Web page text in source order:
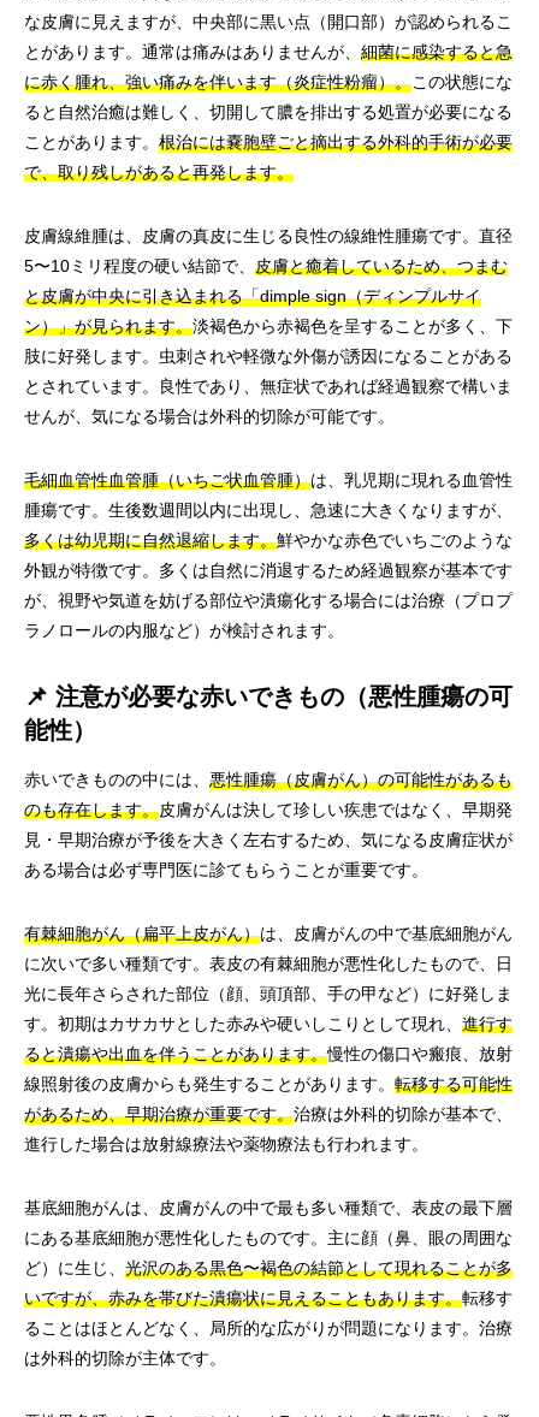
な皮膚に見えますが、中央部に黒い点（開口部）が認められるこ
とがあります。通常は痛みはありませんが、 細菌に感染すると急
に赤く腫れ、強い痛みを伴います（炎症性粉瘤）。この状態にな
ると自然治癒は難しく、切開して膿を排出する処置が必要になる
ことがあります。 根治には嚢胞壁ごと摘出する外科的手術が必要
で、取り残しがあると再発します。
皮膚線維腫は、皮膚の真皮に生じる良性の線維性腫瘍です。直径
5〜10ミリ程度の硬い結節で、 皮膚と癒着しているため、つまむ
と皮膚が中央に引き込まれる「dimple sign（ディンプルサイ
ン）」が見られます。淡褐色から赤褐色を呈することが多く、下
肢に好発します。虫刺されや軽微な外傷が誘因になることがある
とされています。良性であり、無症状であれば経過観察で構いま
せんが、気になる場合は外科的切除が可能です。
毛細血管性血管腫（いちご状血管腫）は、乳児期に現れる血管性
腫瘍です。生後数週間以内に出現し、急速に大きくなりますが、
多くは幼児期に自然退縮します。鮮やかな赤色でいちごのような
外観が特徴です。多くは自然に消退するため経過観察が基本です
が、視野や気道を妨げる部位や潰瘍化する場合には治療（プロプ
ラノロールの内服など）が検討されます。
📌 注意が必要な赤いできもの（悪性腫瘍の可
能性）
赤いできものの中には、 悪性腫瘍（皮膚がん）の可能性があるも
のも存在します。皮膚がんは決して珍しい疾患ではなく、早期発
見・早期治療が予後を大きく左右するため、気になる皮膚症状が
ある場合は必ず専門医に診てもらうことが重要です。
有棘細胞がん（扁平上皮がん）は、皮膚がんの中で基底細胞がん
に次いで多い種類です。表皮の有棘細胞が悪性化したもので、日
光に長年さらされた部位（顔、頭頂部、手の甲など）に好発しま
す。初期はカサカサとした赤みや硬いしこりとして現れ、 進行す
ると潰瘍や出血を伴うことがあります。慢性の傷口や瘢痕、放射
線照射後の皮膚からも発生することがあります。 転移する可能性
があるため、早期治療が重要です。治療は外科的切除が基本で、
進行した場合は放射線療法や薬物療法も行われます。
基底細胞がんは、皮膚がんの中で最も多い種類で、表皮の最下層
にある基底細胞が悪性化したものです。主に顔（鼻、眼の周囲な
ど）に生じ、 光沢のある黒色〜褐色の結節として現れることが多
いですが、赤みを帯びた潰瘍状に見えることもあります。転移す
ることはほとんどなく、局所的な広がりが問題になります。治療
は外科的切除が主体です。